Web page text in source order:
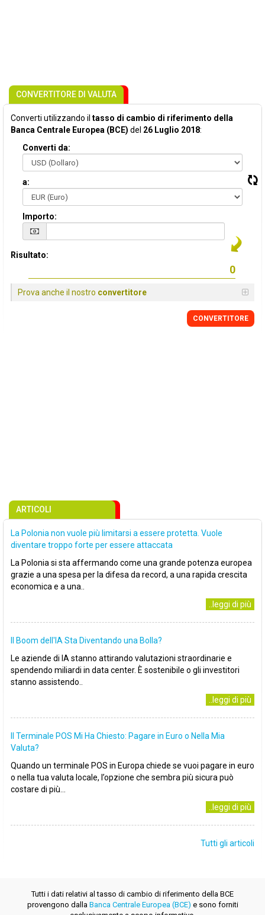
CONVERTITORE DI VALUTA
Converti utilizzando il tasso di cambio di riferimento della
Banca Centrale Europea (BCE) del 26 Luglio 2018:
Converti da:
a:
Importo:
Risultato:
Prova anche il nostro convertitore
CONVERTITORE
ARTICOLI
La Polonia non vuole più limitarsi a essere protetta. Vuole
diventare troppo forte per essere attaccata
La Polonia si sta affermando come una grande potenza europea
grazie a una spesa per la difesa da record, a una rapida crescita
economica e a una..
..leggi di più
Il Boom dell'IA Sta Diventando una Bolla?
Le aziende di IA stanno attirando valutazioni straordinarie e
spendendo miliardi in data center. È sostenibile o gli investitori
stanno assistendo..
..leggi di più
Il Terminale POS Mi Ha Chiesto: Pagare in Euro o Nella Mia
Valuta?
Quando un terminale POS in Europa chiede se vuoi pagare in euro
o nella tua valuta locale, l’opzione che sembra più sicura può
costare di più...
..leggi di più
Tutti gli articoli
Tutti i dati relativi al tasso di cambio di riferimento della BCE
provengono dalla Banca Centrale Europea (BCE) e sono forniti